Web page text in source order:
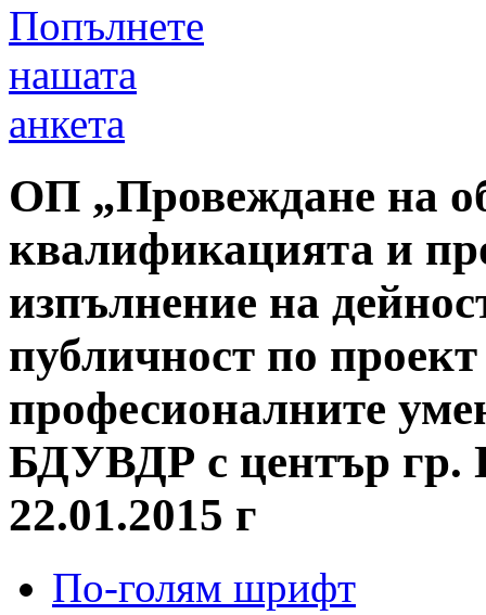
Попълнете
нашата
анкета
ОП „Провеждане на
квалификацията и
изпълнение на
публичност по
професионалните
БДУВДР с център гр.
22.01.2015 г
По-голям шрифт